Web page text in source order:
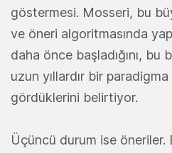
göstermesi. Mosseri, bu
ve öneri algoritmasında
daha önce başladığını,
uzun yıllardır bir paradigma
gördüklerini belirtiyor.
Üçüncü durum ise öneriler.